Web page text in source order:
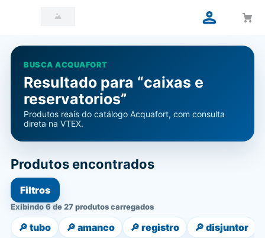
BUSCA ACQUAFORT
Resultado para “caixas e
reservatorios”
Produtos reais do catálogo Acquafort, com consulta
direta na VTEX.
Produtos encontrados
Filtros
Exibindo 6 de 27 produtos carregados
🔎 tubo 🔎 amanco 🔎 registro 🔎 disjuntor